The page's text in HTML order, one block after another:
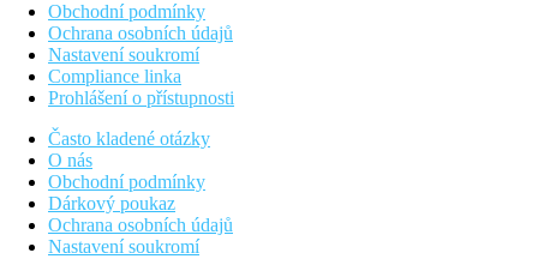
Obchodní podmínky
Ochrana osobních údajů
Nastavení soukromí
Compliance linka
Prohlášení o přístupnosti
Často kladené otázky
O nás
Obchodní podmínky
Dárkový poukaz
Ochrana osobních údajů
Nastavení soukromí